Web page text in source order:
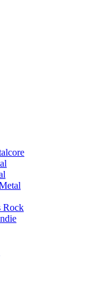
Rock